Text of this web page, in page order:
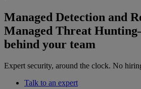
Managed Detection and
Managed Threat
behind your team
Expert security, around the clock. No
Talk to an expert